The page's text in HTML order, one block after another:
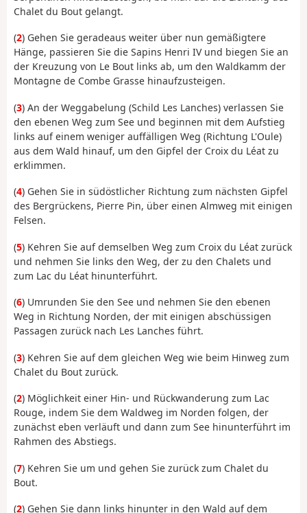
Chalet du Bout gelangt.
(2) Gehen Sie geradeaus weiter über nun gemäßigtere
Hänge, passieren Sie die Sapins Henri IV und biegen Sie an
der Kreuzung von Le Bout links ab, um den Waldkamm der
Montagne de Combe Grasse hinaufzusteigen.
(3) An der Weggabelung (Schild Les Lanches) verlassen Sie
den ebenen Weg zum See und beginnen mit dem Aufstieg
links auf einem weniger auffälligen Weg (Richtung L'Oule)
aus dem Wald hinauf, um den Gipfel der Croix du Léat zu
erklimmen.
(4) Gehen Sie in südöstlicher Richtung zum nächsten Gipfel
des Bergrückens, Pierre Pin, über einen Almweg mit einigen
Felsen.
(5) Kehren Sie auf demselben Weg zum Croix du Léat zurück
und nehmen Sie links den Weg, der zu den Chalets und
zum Lac du Léat hinunterführt.
(6) Umrunden Sie den See und nehmen Sie den ebenen
Weg in Richtung Norden, der mit einigen abschüssigen
Passagen zurück nach Les Lanches führt.
(3) Kehren Sie auf dem gleichen Weg wie beim Hinweg zum
Chalet du Bout zurück.
(2) Möglichkeit einer Hin- und Rückwanderung zum Lac
Rouge, indem Sie dem Waldweg im Norden folgen, der
zunächst eben verläuft und dann zum See hinunterführt im
Rahmen des Abstiegs.
(7) Kehren Sie um und gehen Sie zurück zum Chalet du
Bout.
(2) Gehen Sie dann links hinunter in den Wald auf dem